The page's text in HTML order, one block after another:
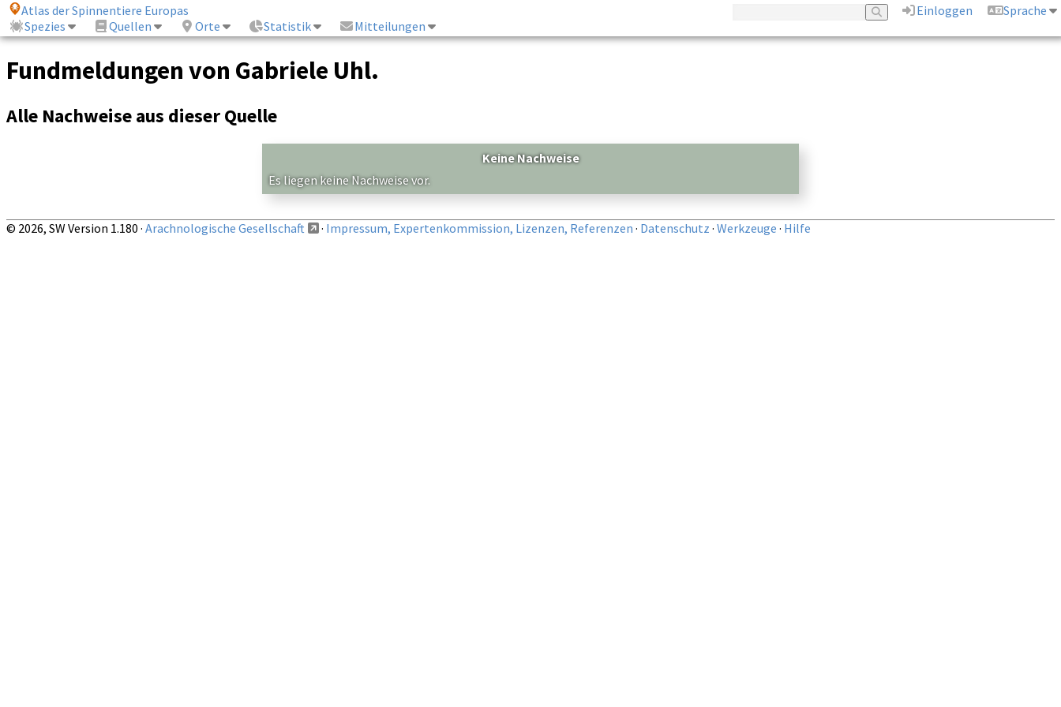
Atlas der Spinnentiere Europas Einloggen
Sprache
Spezies
Quellen Orte Statistik Mitteilungen
Fundmeldungen von Gabriele Uhl.
Alle Nachweise aus dieser Quelle
Keine Nachweise
Es liegen keine Nachweise vor.
© 2026, SW Version 1.180 · Arachnologische Gesellschaft · Impressum, Expertenkommission, Lizenzen, Referenzen · Datenschutz · Werkzeuge · Hilfe